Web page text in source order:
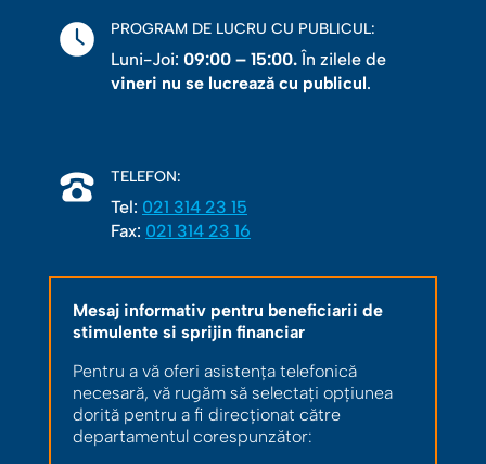
PROGRAM DE LUCRU CU PUBLICUL:
Luni-Joi: 09:00 – 15:00.În zilele de
vineri nu se lucrează cu publicul.
TELEFON:
Tel: 021 314 23 15
Fax: 021 314 23 16
Mesaj informativ pentru beneficiarii de
stimulente si sprijin financiar
Pentru a vă oferi asistența telefonică
necesară, vă rugăm să selectați opțiunea
dorită pentru a fi direcționat către
departamentul corespunzător: